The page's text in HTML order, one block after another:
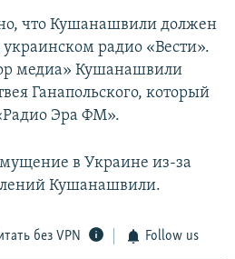
что Кушанашвили должен
радио «Вести».
медиа» Кушанашвили
Ганапольского, который
Эра ФМ».
в Украине из-за
Кушанашвили.
без VPN Follow us